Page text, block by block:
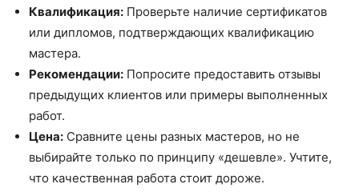
Квалификация: Проверьте наличие сертификатов
или дипломов, подтверждающих квалификацию
мастера.
Рекомендации: Попросите предоставить отзывы
предыдущих клиентов или примеры выполненных
работ.
Цена: Сравните цены разных мастеров, но не
выбирайте только по принципу «дешевле». Учтите,
что качественная работа стоит дороже.